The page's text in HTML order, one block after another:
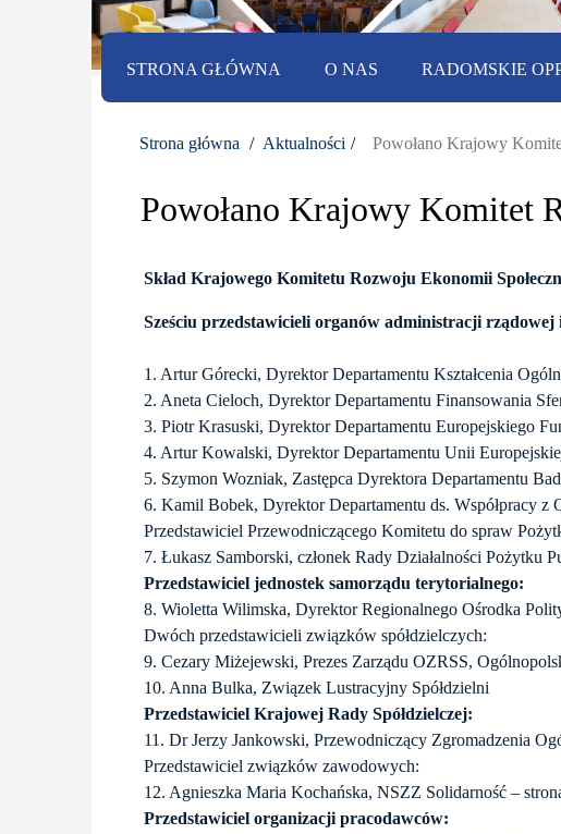
STRONA GŁÓWNA O NAS RADOMSKIE
Strona główna Aktualności Powołano Krajowy
Powołano Krajowy Komitet
Skład Krajowego Komitetu Rozwoju Ekonomii
Sześciu przedstawicieli organów administracji
1. Artur Górecki, Dyrektor Departamentu Kształcenia
2. Aneta Cieloch, Dyrektor Departamentu Finansowania
3. Piotr Krasuski, Dyrektor Departamentu Europejskiego
4. Artur Kowalski, Dyrektor Departamentu Unii
5. Szymon Wozniak, Zastępca Dyrektora Departamentu
6. Kamil Bobek, Dyrektor Departamentu ds. Współpracy
Przedstawiciel Przewodniczącego Komitetu do spraw
7. Łukasz Samborski, członek Rady Działalności Pożytku
Przedstawiciel jednostek samorządu terytorialnego:
8. Wioletta Wilimska, Dyrektor Regionalnego Ośrodka
Dwóch przedstawicieli związków spółdzielczych:
9. Cezary Miżejewski, Prezes Zarządu OZRSS,
10. Anna Bulka, Związek Lustracyjny Spółdzielni
Przedstawiciel Krajowej Rady Spółdzielczej:
11. Dr Jerzy Jankowski, Przewodniczący Zgromadzenia
Przedstawiciel związków zawodowych:
12. Agnieszka Maria Kochańska, NSZZ Solidarność –
Przedstawiciel organizacji pracodawców: